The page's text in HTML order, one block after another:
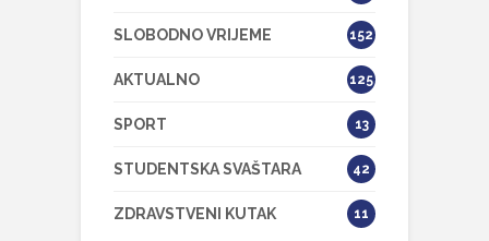
SLOBODNO VRIJEME 152
AKTUALNO 125
SPORT 13
STUDENTSKA SVAŠTARA 42
ZDRAVSTVENI KUTAK 11